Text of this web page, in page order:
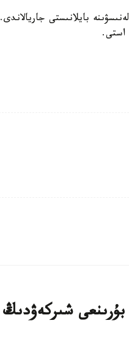
بايلانىستى جاريالاندى.
ساتىلعان ءدامحانا استىنان 900 جىل بۇرىنعى شىركەۋدىڭ